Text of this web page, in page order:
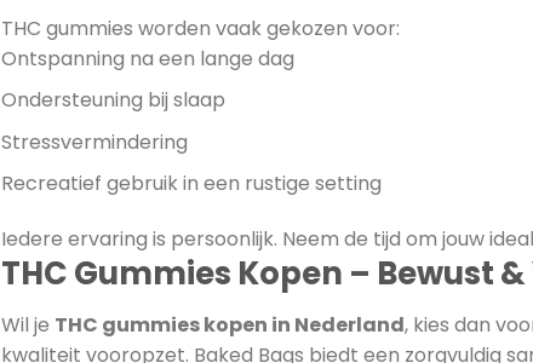
THC gummies worden vaak gekozen voor:
Ontspanning na een lange dag
Ondersteuning bij slaap
Stressvermindering
Recreatief gebruik in een rustige setting
Iedere ervaring is persoonlijk. Neem de tijd om jouw
THC Gummies Kopen – Bewust
Wil je THC gummies kopen in Nederland, kies dan
kwaliteit vooropzet. Baked Bags biedt een zorgvuldig